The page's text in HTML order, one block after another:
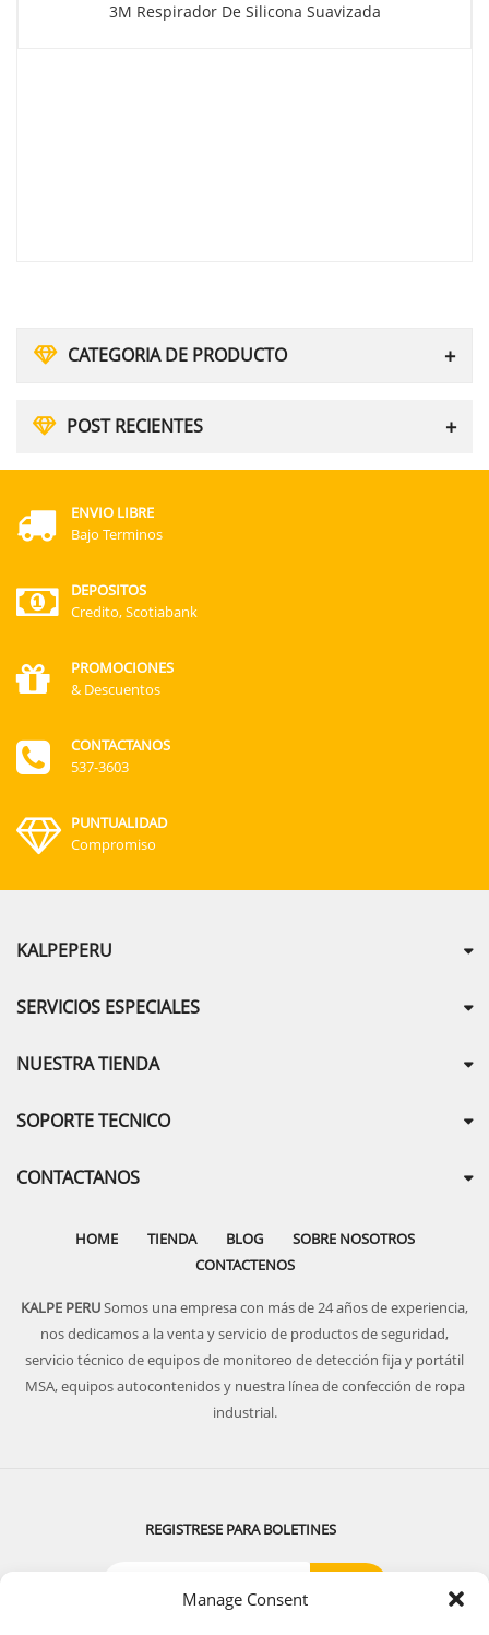
Manage Consent
CATEGORIA DE PRODUCTO
POST RECIENTES
3M Respirador De Silicona Suavizada
ENVIO LIBRE
Bajo Terminos
DEPOSITOS
Credito, Scotiabank
PROMOCIONES
& Descuentos
CONTACTANOS
537-3603
PUNTUALIDAD
Compromiso
KALPEPERU
SERVICIOS ESPECIALES
NUESTRA TIENDA
SOPORTE TECNICO
CONTACTANOS
HOME TIENDA BLOG
SOBRE NOSOTROS
CONTACTENOS
KALPE PERUSomos una empresa con más de 24 años de experiencia,
nos dedicamos a la venta y servicio de productos de seguridad,
servicio técnico de equipos de monitoreo de detección fija y portátil
MSA, equipos autocontenidos y nuestra línea de confección de ropa
industrial.
REGISTRESE PARA BOLETINES